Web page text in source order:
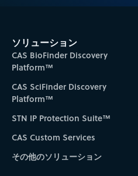
ソリューション
CAS BioFinder Discovery
Platform™
CAS SciFinder Discovery
Platform™
STN IP Protection Suite™
CAS Custom Services
その他のソリューション